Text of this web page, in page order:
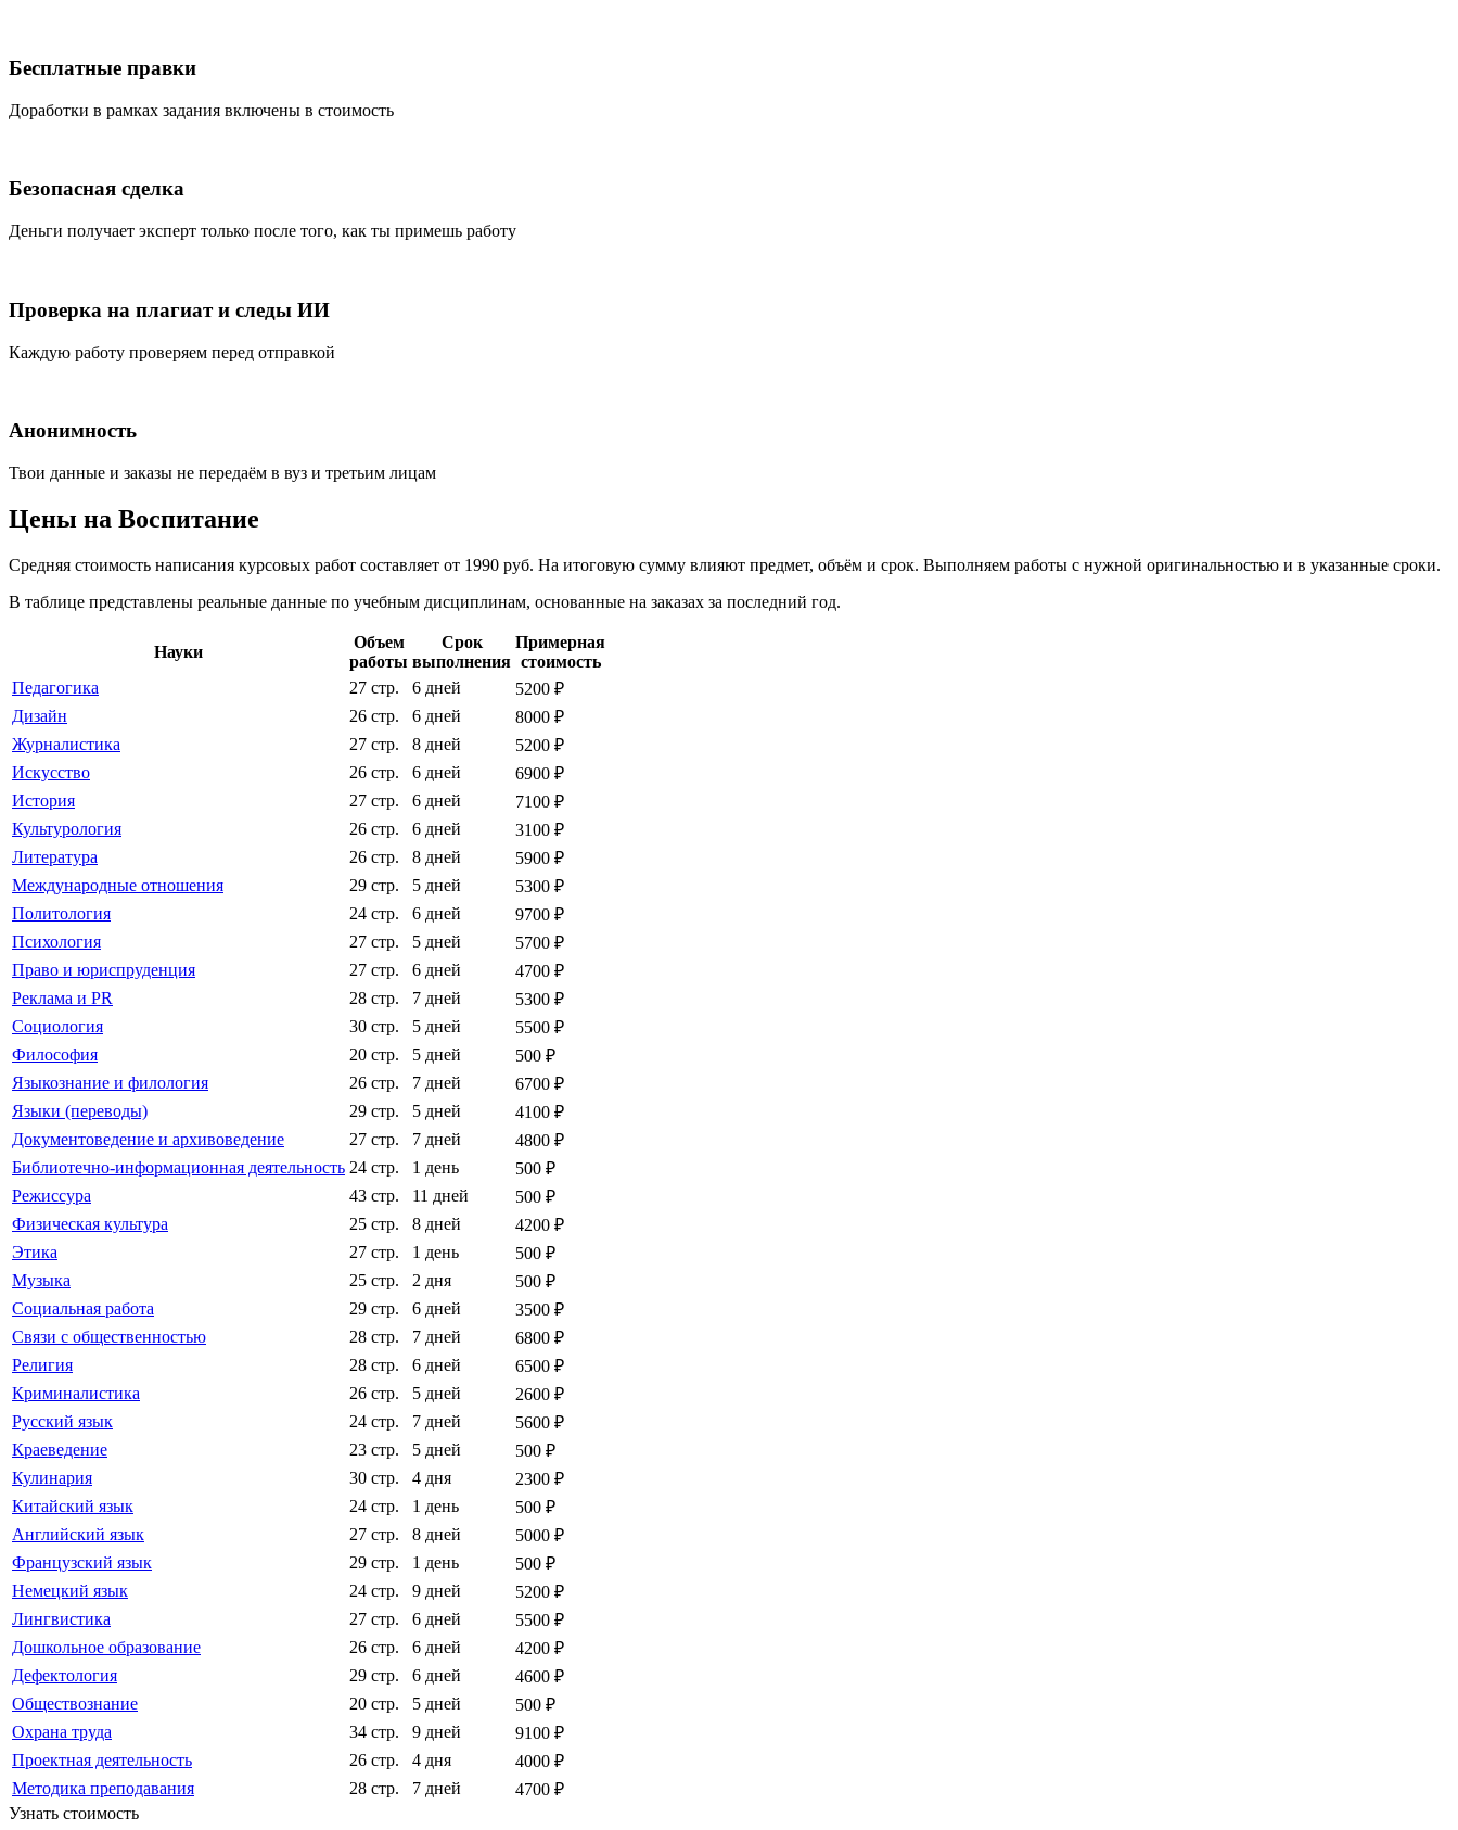
Бесплатные правки
Доработки в рамках задания включены в стоимость
Безопасная сделка
Деньги получает эксперт только после того, как ты примешь работу
Проверка на плагиат и следы ИИ
Каждую работу проверяем перед отправкой
Анонимность
Твои данные и заказы не передаём в вуз и третьим лицам
Цены на Воспитание
Средняя стоимость написания курсовых работ составляет от 1990 руб. На итоговую сумму влияют предмет, объём и срок. Выполняем работы с нужной оригинальностью и в указанные сроки.
В таблице представлены реальные данные по учебным дисциплинам, основанные на заказах за последний год.
Науки
Объем
работы
Срок
выполнения
Примерная
стоимость
Педагогика
27 стр. 6 дней
5200 ₽
Дизайн
26 стр. 6 дней
8000 ₽
Журналистика
27 стр. 8 дней
5200 ₽
Искусство
26 стр. 6 дней
6900 ₽
История
27 стр. 6 дней
7100 ₽
Культурология
26 стр. 6 дней
3100 ₽
Литература
26 стр. 8 дней
5900 ₽
Международные отношения
29 стр. 5 дней
5300 ₽
Политология
24 стр. 6 дней
9700 ₽
Психология
27 стр. 5 дней
5700 ₽
Право и юриспруденция
27 стр. 6 дней
4700 ₽
Реклама и PR
28 стр. 7 дней
5300 ₽
Социология
30 стр. 5 дней
5500 ₽
Философия
20 стр. 5 дней
500 ₽
Языкознание и филология
26 стр. 7 дней
6700 ₽
Языки (переводы)
29 стр. 5 дней
4100 ₽
Документоведение и архивоведение
27 стр. 7 дней
4800 ₽
Библиотечно-информационная деятельность 24 стр. 1 день
500 ₽
Режиссура
43 стр. 11 дней
500 ₽
Физическая культура
25 стр. 8 дней
4200 ₽
Этика
27 стр. 1 день
500 ₽
Музыка
25 стр. 2 дня
500 ₽
Социальная работа
29 стр. 6 дней
3500 ₽
Связи с общественностью
28 стр. 7 дней
6800 ₽
Религия
28 стр. 6 дней
6500 ₽
Криминалистика
26 стр. 5 дней
2600 ₽
Русский язык
24 стр. 7 дней
5600 ₽
Краеведение
23 стр. 5 дней
500 ₽
Кулинария
30 стр. 4 дня
2300 ₽
Китайский язык
24 стр. 1 день
500 ₽
Английский язык
27 стр. 8 дней
5000 ₽
Французский язык
29 стр. 1 день
500 ₽
Немецкий язык
24 стр. 9 дней
5200 ₽
Лингвистика
27 стр. 6 дней
5500 ₽
Дошкольное образование
26 стр. 6 дней
4200 ₽
Дефектология
29 стр. 6 дней
4600 ₽
Обществознание
20 стр. 5 дней
500 ₽
Охрана труда
34 стр. 9 дней
9100 ₽
Проектная деятельность
26 стр. 4 дня
4000 ₽
Методика преподавания
28 стр. 7 дней
4700 ₽
Узнать стоимость